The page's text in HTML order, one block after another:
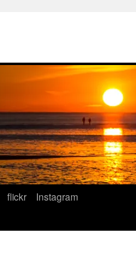
flickr Instagram